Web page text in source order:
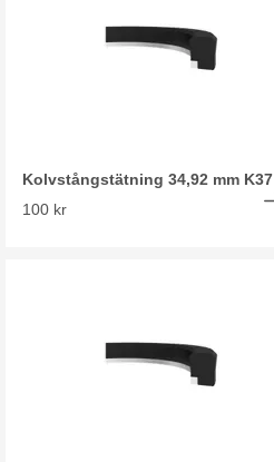
Kolvstångstätning 34,92 mm K37
100 kr